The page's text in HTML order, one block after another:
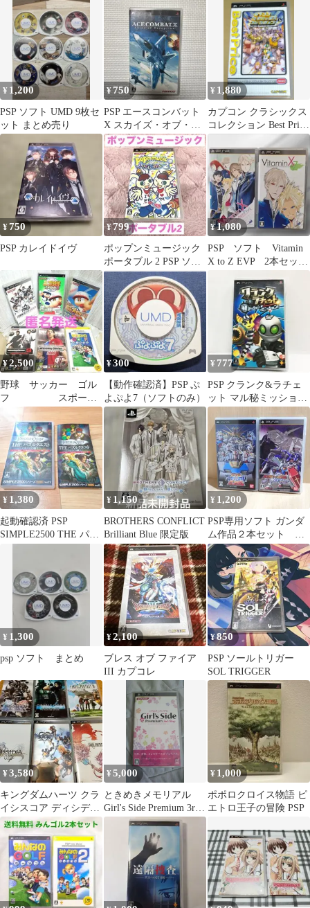
¥ 1,200
PSP ソフト UMD 9枚セ
ット まとめ売り
¥750
PSP エースコンバット
X スカイズ・オブ・デ
セプション
¥ 1,880
カプコン クラシックス
コレクション Best Price
¥750
PSP カレイドイヴ
¥799
ポップンミュージック
ポータブル 2 PSP ソフ
ト
¥1,080
PSP ソフト Vitamin
X to Z EVP 2本セッ
¥2,500
野球 サッカー ゴル
フ スポーツ
ソフト PSPソフト 6
点まとめ売り
¥300
【動作確認済】PSP ぷ
よぷよ7（ソフトのみ）
¥ 777
PSP クランク&ラチェ
ット マル秘ミッション
☆イグニッション
¥ 1,380
起動確認済 PSP
SIMPLE2500 THE パズ
¥ 1,150
BROTHERS CONFLICT
Brilliant Blue 限定版
¥ 1,200
PSP専用ソフト ガンダ
ム作品２本セット ガ
ンダムVSガンダムNext
Plus
¥ 1,300
psp ソフト まとめ
¥2,100
ブレス オブ ファイア
III カプコレ
¥850
PSP ソールトリガー
SOL TRIGGER
¥3,580
キングダムハーツ クラ
イシスコア ディシディ
ア FF ファイナルファ
ンタジーⅢ
¥5,000
ときめきメモリアル
Girl's Side Premium 3rd
¥ 1,000
ポポロクロイス物語 ピ
エトロ王子の冒険 PSP